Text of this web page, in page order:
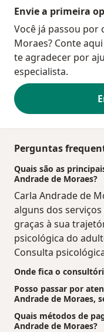
Envie a primeira
Você já passou por
Moraes? Conte
te agradecer por
especialista.
Perguntas
Quais são as
Andrade de Moraes?
Carla Andrade de
alguns dos
graças à sua
psicológica do
Consulta
Onde fica o
Posso passar por
Andrade de Moraes,
Quais métodos de
Andrade de Moraes?